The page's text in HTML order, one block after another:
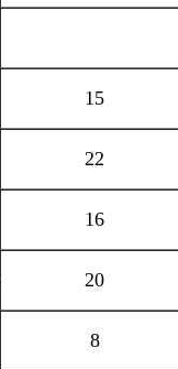
15
22
16
20
8